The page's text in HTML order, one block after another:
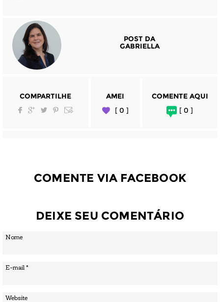
POST DA
GABRIELLA
COMPARTILHE
AMEI
[ 0 ]
COMENTE AQUI
[ 0 ]
COMENTE VIA FACEBOOK
DEIXE SEU COMENTÁRIO